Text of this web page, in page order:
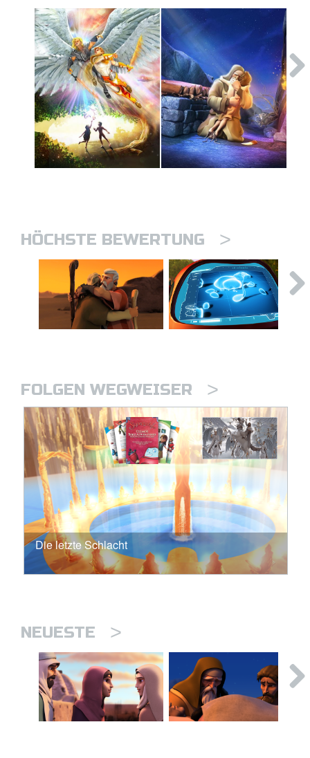
HÖCHSTE BEWERTUNG >
FOLGEN WEGWEISER >
Die letzte Schlacht
NEUESTE >